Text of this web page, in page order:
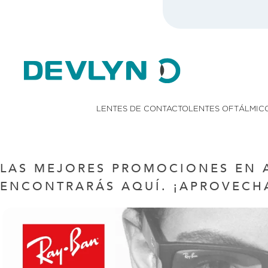
LENTES DE CONTACTOLENTES
LAS MEJORES PROMOCIONES
ENCONTRARÁS AQUÍ.